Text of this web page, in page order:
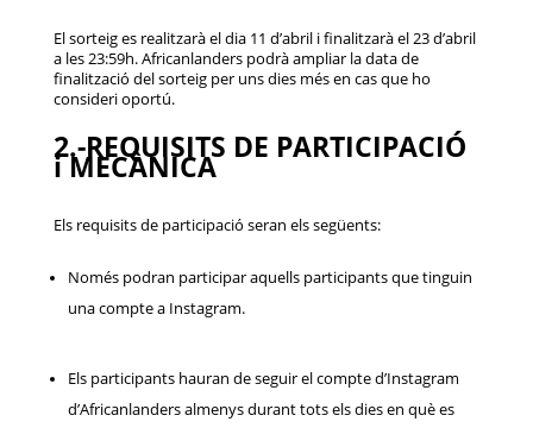
El sorteig es realitzarà el dia 11 d’abril i finalitzarà el 23 d’abril
a les 23:59h. Africanlanders podrà ampliar la data de
finalització del sorteig per uns dies més en cas que ho
consideri oportú.
2.-REQUISITS DE PARTICIPACIÓ
i MECÀNICA
Els requisits de participació seran els següents:
Només podran participar aquells participants que tinguin
una compte a Instagram.
Els participants hauran de seguir el compte d’Instagram
d’Africanlanders almenys durant tots els dies en què es